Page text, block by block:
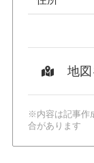
地図
※内容は記事作
合があります